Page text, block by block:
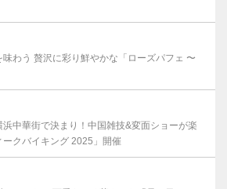
わう 贅沢に彩り鮮やかな「ローズパフェ 〜
中華街で決まり！中国雑技&変面ショーが楽
クバイキング 2025」開催